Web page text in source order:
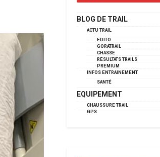
BLOG DE TRAIL
ACTU TRAIL
EDITO
GORATRAIL
CHASSE
RÉSULTATS TRAILS
PREMIUM
INFOS ENTRAINEMENT
SANTÉ
EQUIPEMENT
CHAUSSURE TRAIL
GPS